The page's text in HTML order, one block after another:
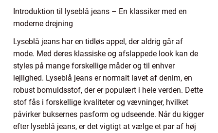
Introduktion til lyseblå jeans – En klassiker med en
moderne drejning
Lyseblå jeans har en tidløs appel, der aldrig går af
mode. Med deres klassiske og afslappede look kan de
styles på mange forskellige måder og til enhver
lejlighed. Lyseblå jeans er normalt lavet af denim, en
robust bomuldsstof, der er populært i hele verden. Dette
stof fås i forskellige kvaliteter og vævninger, hvilket
påvirker buksernes pasform og udseende. Når du kigger
efter lyseblå jeans, er det vigtigt at vælge et par af høj